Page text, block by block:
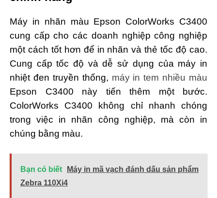
Máy in nhãn màu Epson ColorWorks C3400
cung cấp cho các doanh nghiệp công nghiệp
một cách tốt hơn để in nhãn và thẻ tốc độ cao.
Cung cấp tốc độ và dễ sử dụng của máy in
nhiệt đen truyền thống, máy in tem nhiều màu
Epson C3400 này tiến thêm một bước.
ColorWorks C3400 không chỉ nhanh chóng
trong việc in nhãn công nghiệp, mà còn in
chúng bằng màu.
Bạn có biết
Máy in mã vạch đánh dấu sản phẩm
Zebra 110Xi4